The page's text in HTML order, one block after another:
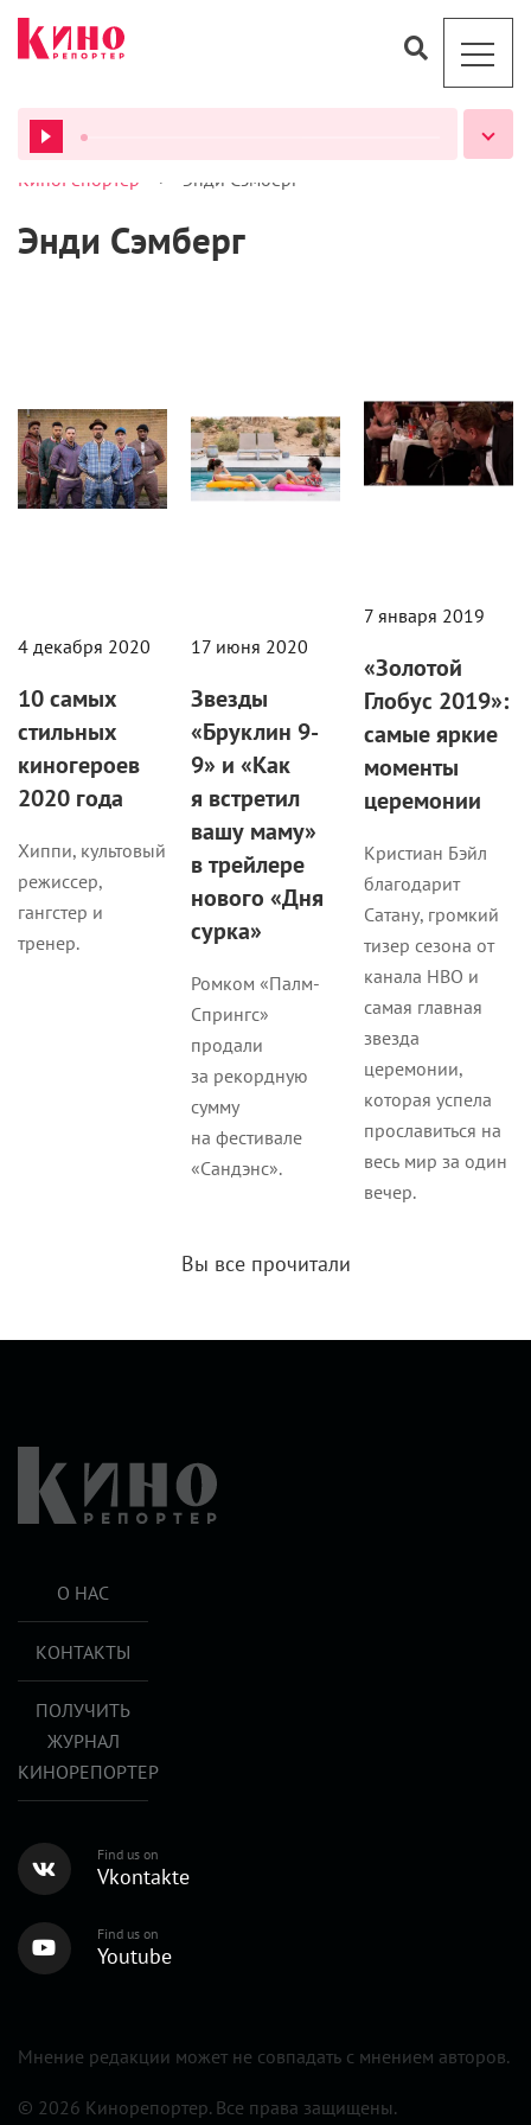
ВСЕ ПОДКАСТЫ
КиноРепортер > Энди Сэмберг
Энди Сэмберг
4 декабря 2020
10 самых
стильных
киногероев
2020 года
Хиппи, культовый
режиссер,
гангстер и
тренер.
17 июня 2020
Звезды
«Бруклин 9-
9» и «Как
я встретил
вашу маму»
в трейлере
нового «Дня
сурка»
Ромком «Палм-
Спрингс»
продали
за рекордную
сумму
на фестивале
«Сандэнс».
7 января 2019
«Золотой
Глобус 2019»:
самые яркие
моменты
церемонии
Кристиан Бэйл
благодарит
Сатану, громкий
тизер сезона от
канала НВО и
самая главная
звезда
церемонии,
которая успела
прославиться на
весь мир за один
вечер.
Вы все прочитали
О НАС
КОНТАКТЫ
ПОЛУЧИТЬ
ЖУРНАЛ
КИНОРЕПОРТЕР
Find us on
Vkontakte
Find us on
Youtube
Мнение редакции может не совпадать с мнением авторов.
© 2026 Кинорепортер. Все права защищены.